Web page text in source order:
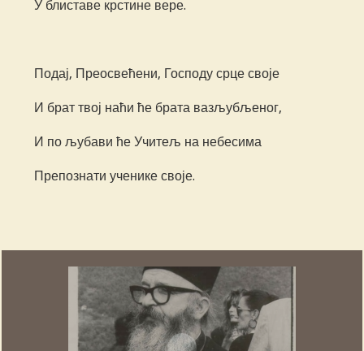
У блиставе крстине вере.
Подај, Преосвећени, Господу срце своје
И брат твој наћи ће брата вазљубљеног,
И по љубави ће Учитељ на небесима
Препознати ученике своје.